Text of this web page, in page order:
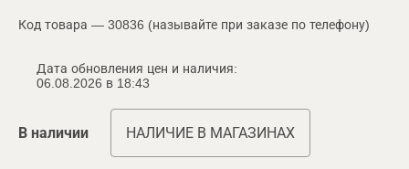
Код товара — 30836 (называйте при заказе по телефону)
Дата обновления цен и наличия:
06.08.2026 в 18:43
В наличии НАЛИЧИЕ В МАГАЗИНАХ